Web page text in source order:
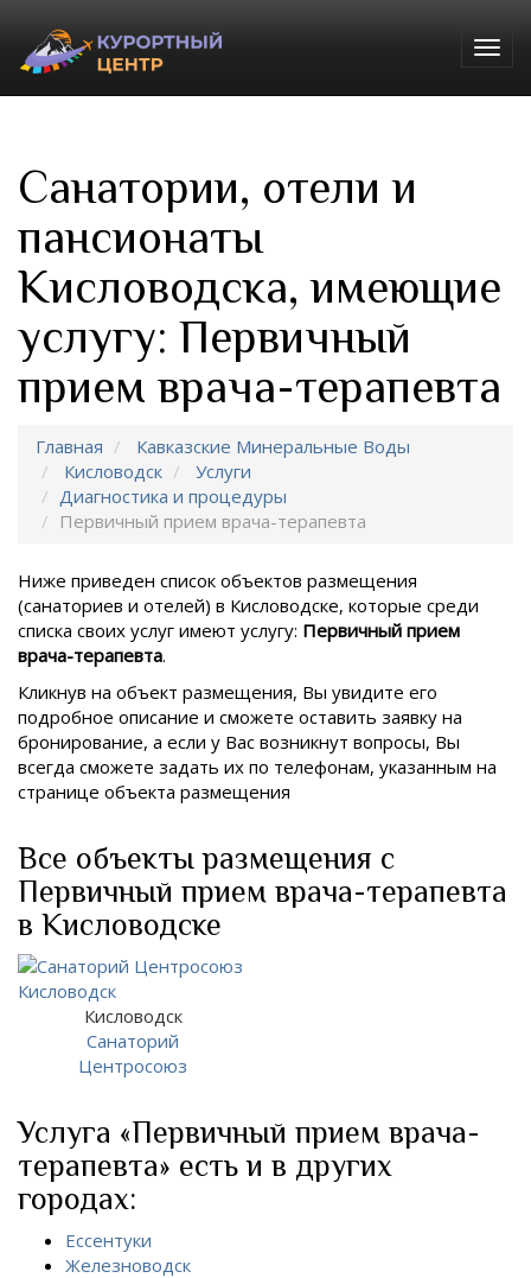
Санатории, отели и
пансионаты
Кисловодска, имеющие
услугу: Первичный
прием врача-терапевта
Главная
Кавказские Минеральные Воды
Кисловодск
Услуги
Диагностика и процедуры
Первичный прием врача-терапевта
Ниже приведен список объектов размещения
(санаториев и отелей) в Кисловодске, которые среди
списка своих услуг имеют услугу: Первичный прием
врача-терапевта.
Кликнув на объект размещения, Вы увидите его
подробное описание и сможете оставить заявку на
бронирование, а если у Вас возникнут вопросы, Вы
всегда сможете задать их по телефонам, указанным на
странице объекта размещения
Все объекты размещения с
Первичный прием врача-терапевта
в Кисловодске
Кисловодск
Санаторий
Центросоюз
Услуга «Первичный прием врача-
терапевта» есть и в других
городах:
Ессентуки
Железноводск